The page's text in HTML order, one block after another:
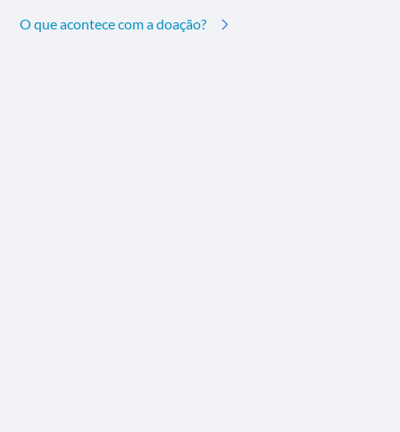
O que acontece com a doação?